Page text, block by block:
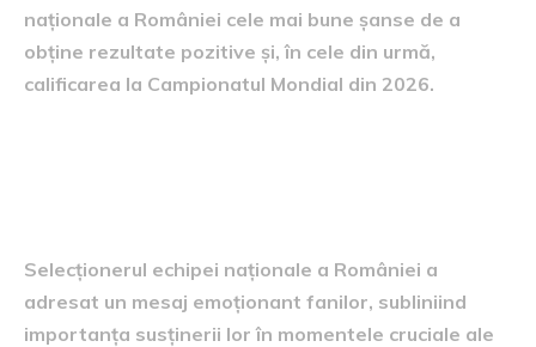
naționale a României cele mai bune șanse de a
obține rezultate pozitive și, în cele din urmă,
calificarea la Campionatul Mondial din 2026.
Selecționerul echipei naționale a României a
adresat un mesaj emoționant fanilor, subliniind
importanța susținerii lor în momentele cruciale ale